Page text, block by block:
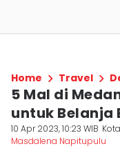
Home Travel
5 Mal di
untuk Belanja
10 Apr 2023, 10:23 WIB
Masdalena Napitupulu